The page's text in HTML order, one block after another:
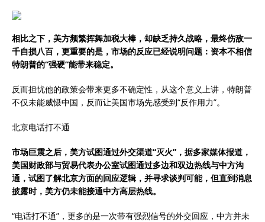
相比之下，美方频繁挥舞加税大棒，却缺乏持久战略，最终伤敌一
千自损八百，更重要的是，市场的反应已经说明问题：资本不相信
特朗普的“强硬”能带来稳定。
反而担忧他的政策会带来更多不确定性，从这个意义上讲，特朗普
不仅未能威慑中国，反而让美国市场先感受到“反作用力”。
北京电话打不通
市场巨震之后，美方试图通过外交渠道“灭火”，据多家媒体报道，
美国财政部与贸易代表办公室试图通过多边和双边热线与中方沟
通，试图了解北京方面的回应逻辑，并寻求谈判可能，但直到消息
披露时，美方仍未能接通中方高层热线。
“电话打不通”，更多的是一次带有强烈信号的外交回应，中方并未